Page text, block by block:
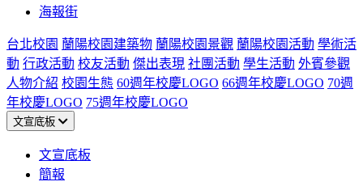
海報街
台北校園 蘭陽校園建築物 蘭陽校園景觀 蘭陽校園活動 學術活
動 行政活動 校友活動 傑出表現 社團活動 學生活動 外賓參觀
人物介紹 校園生態 60週年校慶LOGO 66週年校慶LOGO 70週
年校慶LOGO 75週年校慶LOGO
文宣底板
文宣底板
簡報